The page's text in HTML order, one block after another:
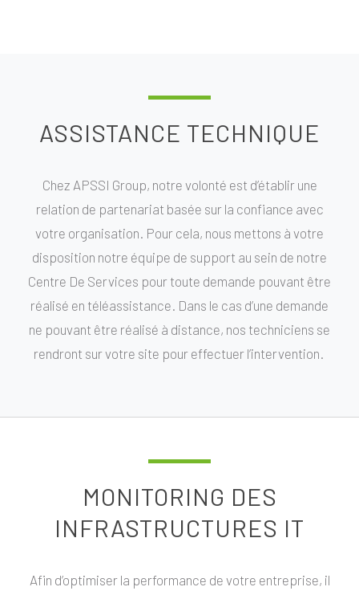
ASSISTANCE TECHNIQUE
Chez APSSI Group, notre volonté est d’établir une
relation de partenariat basée sur la confiance avec
votre organisation. Pour cela, nous mettons à votre
disposition notre équipe de support au sein de notre
Centre De Services pour toute demande pouvant être
réalisé en téléassistance. Dans le cas d’une demande
ne pouvant être réalisé à distance, nos techniciens se
rendront sur votre site pour effectuer l’intervention.
MONITORING DES
INFRASTRUCTURES IT
Afin d’optimiser la performance de votre entreprise, il